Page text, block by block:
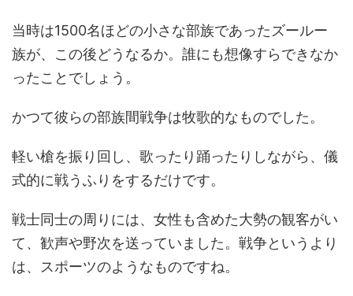
当時は1500名ほどの小さな部族であったズールー
族が、この後どうなるか。誰にも想像すらできなか
ったことでしょう。
かつて彼らの部族間戦争は牧歌的なものでした。
軽い槍を振り回し、歌ったり踊ったりしながら、儀
式的に戦うふりをするだけです。
戦士同士の周りには、女性も含めた大勢の観客がい
て、歓声や野次を送っていました。戦争というより
は、スポーツのようなものですね。